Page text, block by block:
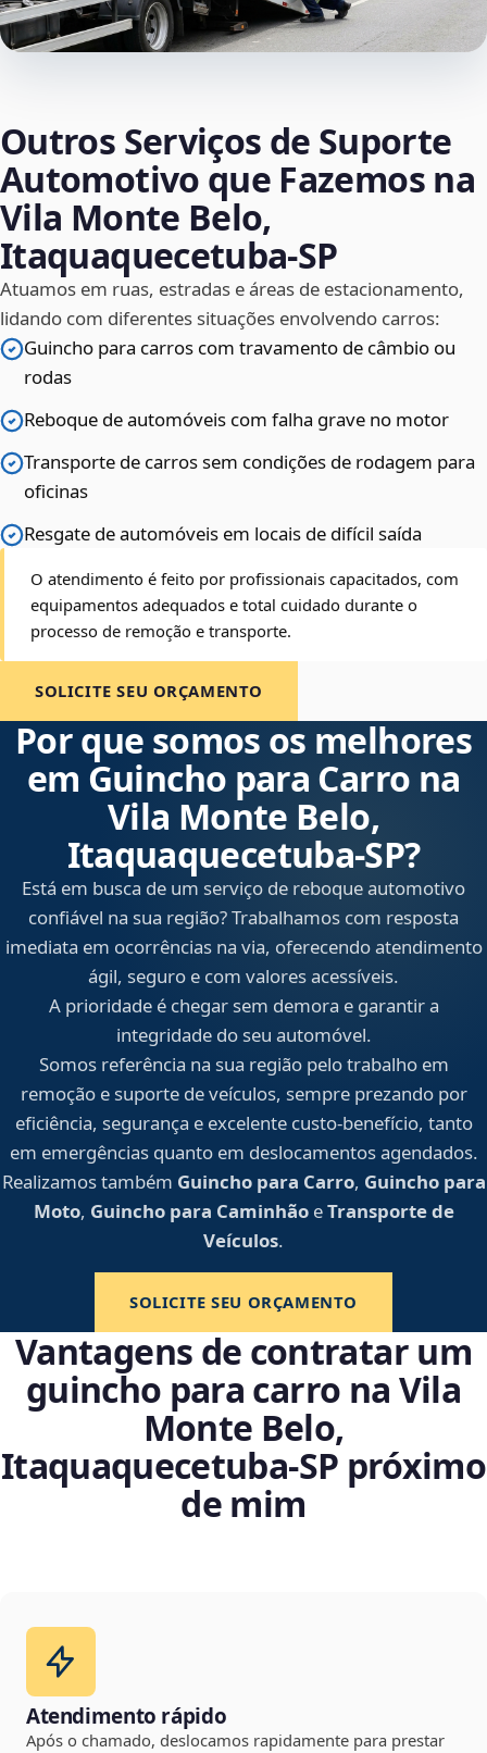
Outros Serviços de Suporte
Automotivo que Fazemos na
Vila Monte Belo,
Itaquaquecetuba‑SP
Atuamos em ruas, estradas e áreas de estacionamento,
lidando com diferentes situações envolvendo carros:
Guincho para carros com travamento de câmbio ou
rodas
Reboque de automóveis com falha grave no motor
Transporte de carros sem condições de rodagem para
oficinas
Resgate de automóveis em locais de difícil saída
O atendimento é feito por profissionais capacitados, com
equipamentos adequados e total cuidado durante o
processo de remoção e transporte.
SOLICITE SEU ORÇAMENTO
Por que somos os melhores
em Guincho para Carro na
Vila Monte Belo,
Itaquaquecetuba‑SP?
Está em busca de um serviço de reboque automotivo
confiável na sua região? Trabalhamos com resposta
imediata em ocorrências na via, oferecendo atendimento
ágil, seguro e com valores acessíveis.
A prioridade é chegar sem demora e garantir a
integridade do seu automóvel.
Somos referência na sua região pelo trabalho em
remoção e suporte de veículos, sempre prezando por
eficiência, segurança e excelente custo-benefício, tanto
em emergências quanto em deslocamentos agendados.
Realizamos também Guincho para Carro, Guincho para
Moto, Guincho para CaminhãoeTransporte de
Veículos.
SOLICITE SEU ORÇAMENTO
Vantagens de contratar um
guincho para carro na Vila
Monte Belo,
Itaquaquecetuba‑SP próximo
de mim
Atendimento rápido
Após o chamado, deslocamos rapidamente para prestar